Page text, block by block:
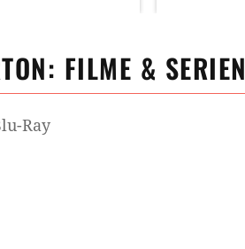
: FILME & SERIEN
Ray